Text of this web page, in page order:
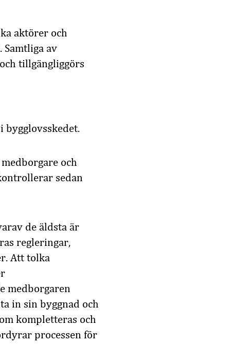
aktörer och
av
tillgängliggörs
bygglovsskedet.
och
sedan
de äldsta är
regleringar,
Att tolka
medborgaren
in sin byggnad och
kompletteras och
processen för